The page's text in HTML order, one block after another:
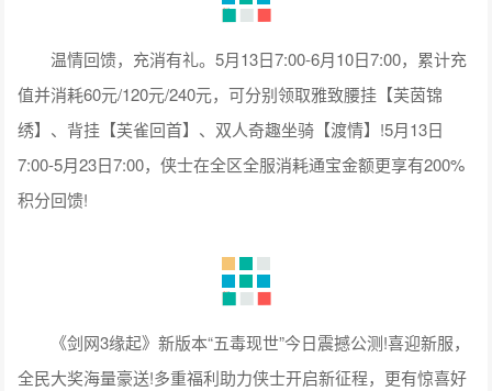
温情回馈，充消有礼。5月13日7:00-6月10日7:00，累计充
值并消耗60元/120元/240元，可分别领取雅致腰挂【芙茵锦
绣】、背挂【芙雀回首】、双人奇趣坐骑【渡情】!5月13日
7:00-5月23日7:00，侠士在全区全服消耗通宝金额更享有200%
积分回馈!
《剑网3缘起》新版本“五毒现世”今日震撼公测!喜迎新服，
全民大奖海量豪送!多重福利助力侠士开启新征程，更有惊喜好